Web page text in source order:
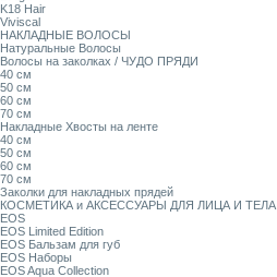
K18 Hair
Viviscal
НАКЛАДНЫЕ ВОЛОСЫ
Натуральные Волосы
Волосы на заколках / ЧУДО ПРЯДИ
40 см
50 см
60 см
70 см
Накладные Хвосты на ленте
40 см
50 см
60 см
70 см
Заколки для накладных прядей
КОСМЕТИКА и АКСЕССУАРЫ ДЛЯ ЛИЦА И ТЕЛА
EOS
EOS Limited Edition
EOS Бальзам для губ
EOS Наборы
EOS Aqua Collection